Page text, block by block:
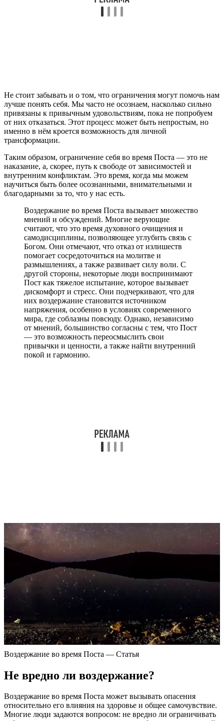
Не стоит забывать и о том, что ограничения могут помочь нам
лучше понять себя. Мы часто не осознаем, насколько сильно
привязаны к привычным удовольствиям, пока не попробуем
от них отказаться. Этот процесс может быть непростым, но
именно в нём кроется возможность для личной
трансформации.
Таким образом, ограничение себя во время Поста — это не
наказание, а, скорее, путь к свободе от зависимостей и
внутренним конфликтам. Это время, когда мы можем
научиться быть более осознанными, внимательными и
благодарными за то, что у нас есть.
Воздержание во время Поста вызывает множество
мнений и обсуждений. Многие верующие
считают, что это время духовного очищения и
самодисциплины, позволяющее углубить связь с
Богом. Они отмечают, что отказ от излишеств
помогает сосредоточиться на молитве и
размышлениях, а также развивает силу воли. С
другой стороны, некоторые люди воспринимают
Пост как тяжелое испытание, которое вызывает
дискомфорт и стресс. Они подчеркивают, что для
них воздержание становится источником
напряжения, особенно в условиях современного
мира, где соблазны повсюду. Однако, независимо
от мнений, большинство согласны с тем, что Пост
— это возможность переосмыслить свои
привычки и ценности, а также найти внутренний
покой и гармонию.
Воздержание во время Поста — Статья
Не вредно ли воздержание?
Воздержание во время Поста может вызывать опасения
относительно его влияния на здоровье и общее самочувствие.
Многие люди задаются вопросом: не вредно ли ограничивать